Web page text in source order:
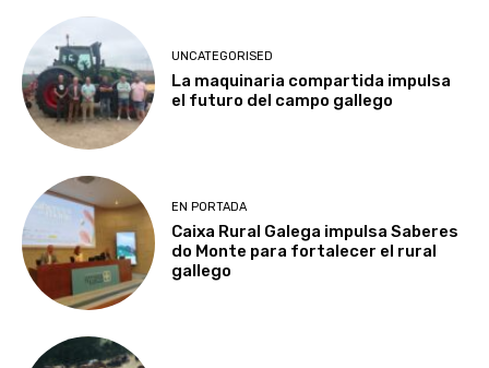
UNCATEGORISED
La maquinaria compartida impulsa
el futuro del campo gallego
EN PORTADA
Caixa Rural Galega impulsa Saberes
do Monte para fortalecer el rural
gallego